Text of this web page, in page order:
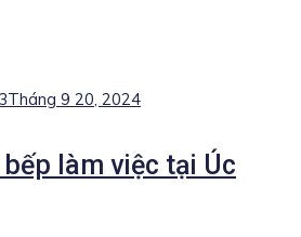
Tháng 9 20, 2024
làm việc tại Úc